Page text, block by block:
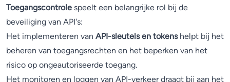
Toegangscontrole speelt een belangrijke rol bij de
beveiliging van API's:
Het implementeren van API-sleutels en tokenshelpt bij het
beheren van toegangsrechten en het beperken van het
risico op ongeautoriseerde toegang.
Het monitoren en loggen van API-verkeer draagt bij aan het